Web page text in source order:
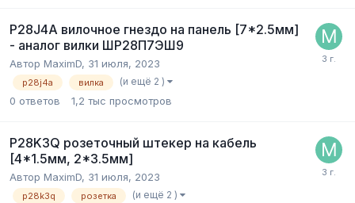
P28J4A вилочное гнездо на панель [7*2.5мм]
- аналог вилки ШР28П7ЭШ9
Автор MaximD, 31 июля, 2023
p28j4a вилка (и ещё 2 )
0 ответов 1,2 тыс просмотров
P28K3Q розеточный штекер на кабель
[4*1.5мм, 2*3.5мм]
Автор MaximD, 31 июля, 2023
p28k3q розетка (и ещё 2 )